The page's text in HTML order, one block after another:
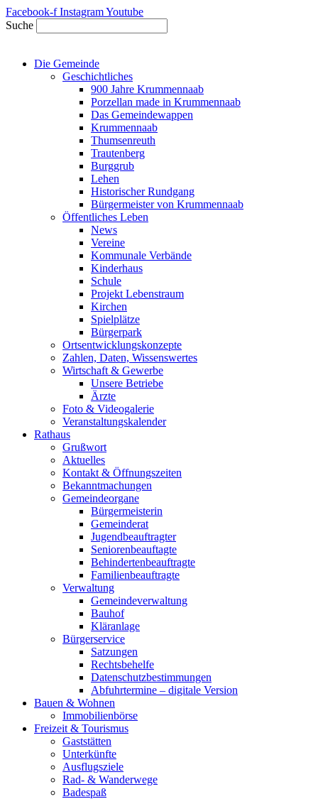
Zum
Inhalt
springen
Facebook-f InstagramYoutube
Suche
Die Gemeinde
Geschichtliches
900 Jahre Krummennaab
Porzellan made in Krummennaab
Das Gemeindewappen
Krummennaab
Thumsenreuth
Trautenberg
Burggrub
Lehen
Historischer Rundgang
Bürgermeister von Krummennaab
Öffentliches Leben
News
Vereine
Kommunale Verbände
Kinderhaus
Schule
Projekt Lebenstraum
Kirchen
Spielplätze
Bürgerpark
Ortsentwicklungskonzepte
Zahlen, Daten, Wissenswertes
Wirtschaft & Gewerbe
Unsere Betriebe
Ärzte
Foto & Videogalerie
Veranstaltungskalender
Rathaus
Grußwort
Aktuelles
Kontakt & Öffnungszeiten
Bekanntmachungen
Gemeindeorgane
Bürgermeisterin
Gemeinderat
Jugendbeauftragter
Seniorenbeauftagte
Behindertenbeauftragte
Familienbeauftragte
Verwaltung
Gemeindeverwaltung
Bauhof
Kläranlage
Bürgerservice
Satzungen
Rechtsbehelfe
Datenschutzbestimmungen
Abfuhrtermine – digitale Version
Bauen & Wohnen
Immobilienbörse
Freizeit & Tourismus
Gaststätten
Unterkünfte
Ausflugsziele
Rad- & Wanderwege
Badespaß